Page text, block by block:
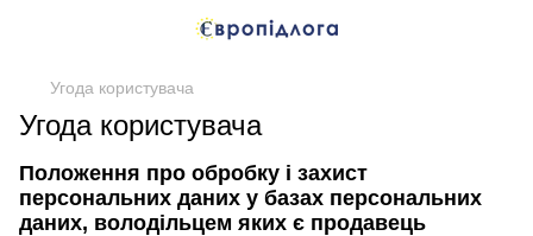
Угода користувача
Угода користувача
Положення про обробку і захист
персональних даних у базах персональних
даних, володільцем яких є продавець